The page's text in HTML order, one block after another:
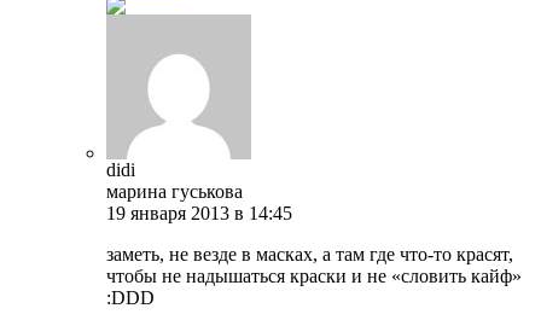
didi
марина гуськова
19 января 2013 в 14:45
заметь, не везде в масках, а там где что-то красят,
чтобы не надышаться краски и не «словить кайф»
:DDD